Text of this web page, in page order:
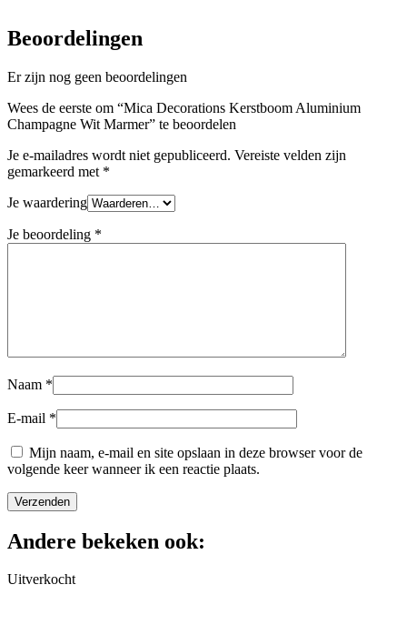
Beoordelingen
Er zijn nog geen beoordelingen
Wees de eerste om “Mica Decorations Kerstboom Aluminium
Champagne Wit Marmer” te beoordelen
Je e-mailadres wordt niet gepubliceerd. Vereiste velden zijn
gemarkeerd met *
Je waardering
Je beoordeling *
Naam *
E-mail *
Mijn naam, e-mail en site opslaan in deze browser voor de
volgende keer wanneer ik een reactie plaats.
Andere bekeken ook:
Uitverkocht